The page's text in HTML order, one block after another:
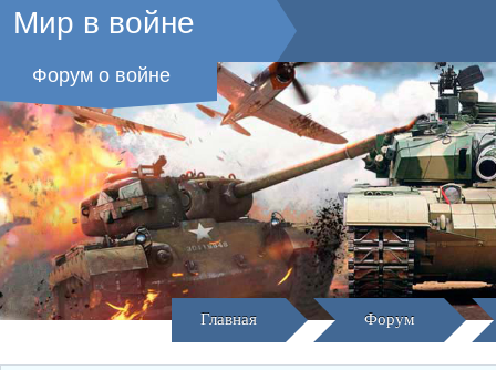
Мир в войне
Форум о войне
Главная Форум